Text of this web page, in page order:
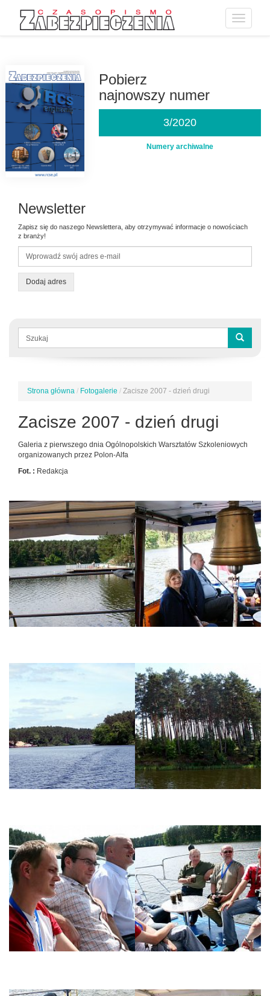
Toggle
Pobierz
najnowszy numer
3/2020
Numery archiwalne
Newsletter
Zapisz się do naszego Newslettera, aby otrzymywać informacje o nowościach
z branży!
Dodaj adres
Formularz
wyszukiwania
Jesteś
Strona główna / Fotogalerie / Zacisze 2007 - dzień drugi
Zacisze 2007 - dzień drugi
Galeria z pierwszego dnia Ogólnopolskich Warsztatów Szkoleniowych
organizowanych przez Polon-Alfa
Fot. : Redakcja